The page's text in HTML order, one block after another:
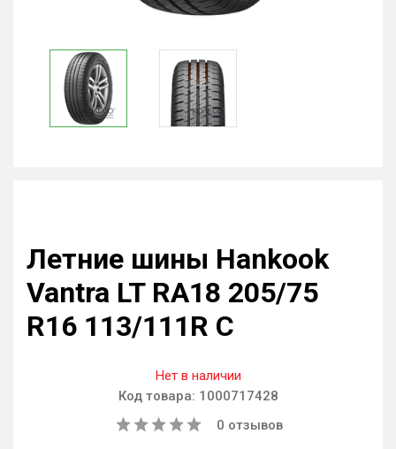
Летние шины Hankook
Vantra LT RA18 205/75
R16 113/111R C
Нет в наличии
Код товара: 1000717428
0 отзывов